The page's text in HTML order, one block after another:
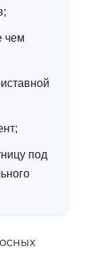
чем
под